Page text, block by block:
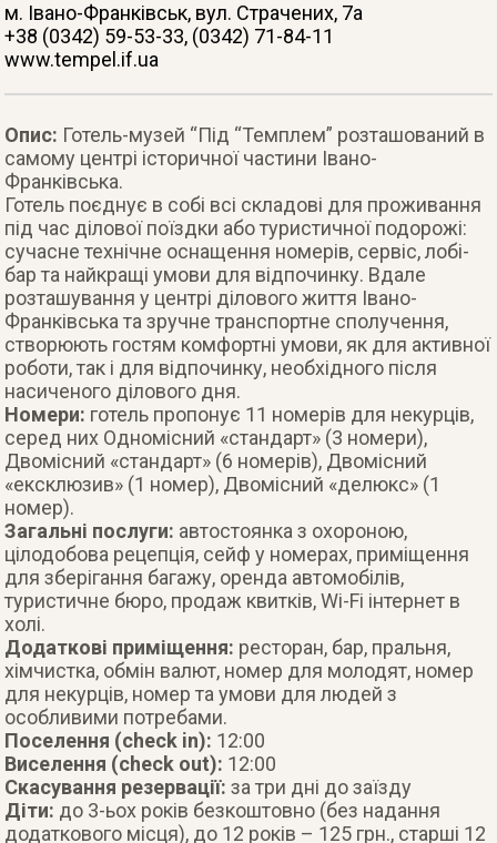
м. Івано-Франківськ, вул. Страчених, 7а
+38 (0342) 59-53-33, (0342) 71-84-11
www.tempel.if.ua
Опис: Готель-музей “Під “Темплем” розташований в
самому центрі історичної частини Івано-
Франківська.
Готель поєднує в собі всі складові для проживання
під час ділової поїздки або туристичної подорожі:
сучасне технічне оснащення номерів, сервіс, лобі-
бар та найкращі умови для відпочинку. Вдале
розташування у центрі ділового життя Івано-
Франківська та зручне транспортне сполучення,
створюють гостям комфортні умови, як для активної
роботи, так і для відпочинку, необхідного після
насиченого ділового дня.
Номери: готель пропонує 11 номерів для некурців,
серед них Одномісний «стандарт» (3 номери),
Двомісний «стандарт» (6 номерів), Двомісний
«ексклюзив» (1 номер), Двомісний «делюкс» (1
номер).
Загальні послуги: автостоянка з охороною,
цілодобова рецепція, сейф у номерах, приміщення
для зберігання багажу, оренда автомобілів,
туристичне бюро, продаж квитків, Wi-Fi інтернет в
холі.
Додаткові приміщення: ресторан, бар, пральня,
хімчистка, обмін валют, номер для молодят, номер
для некурців, номер та умови для людей з
особливими потребами.
Поселення (check in): 12:00
Виселення (check out): 12:00
Скасування резервації:за три дні до заїзду
Діти: до 3-ьох років безкоштовно (без надання
додаткового місця), до 12 років – 125 грн., старші 12